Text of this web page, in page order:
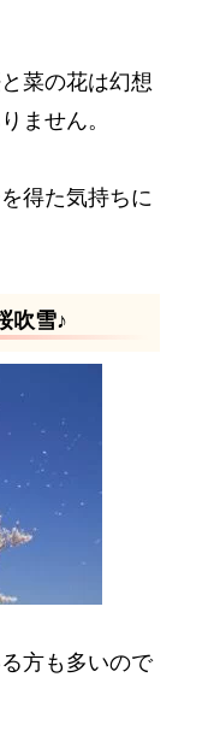
菜の花は幻想
ません。
得た気持ちに
吹雪♪
方も多いので